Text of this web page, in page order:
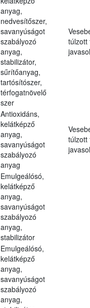
anyag,
nedvesítőszer,
savanyúságot
szabályozó
anyag,
stabilizátor,
sűrítőanyag,
tartósítószer,
térfogatnövelő
szer
túlzott
Antioxidáns,
kelátképző
anyag,
savanyúságot
szabályozó
anyag
túlzott
Emulgeálósó,
kelátképző
anyag,
savanyúságot
szabályozó
anyag,
stabilizátor
Emulgeálósó,
kelátképző
anyag,
savanyúságot
szabályozó
anyag,